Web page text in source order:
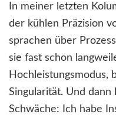
In meiner letzten
der kühlen Präzision
sprachen über
sie fast schon
Hochleistungsmodus,
Singularität. Und
Schwäche: Ich habe